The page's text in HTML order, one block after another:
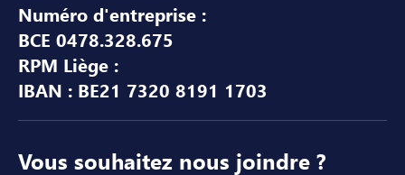
Numéro d'entreprise :
BCE 0478.328.675
RPM Liège :
IBAN : BE21 7320 8191 1703
Vous souhaitez nous joindre ?